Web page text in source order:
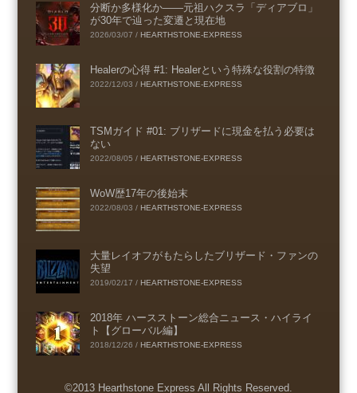
分断か多様化か――元祖ハクスラ「ディアブロ」
が30年で辿った変遷と現在地
2026/03/07 / HEARTHSTONE-EXPRESS
Healerの心得 #1: Healerという特殊な役割の特徴
2022/12/03 / HEARTHSTONE-EXPRESS
TSMガイド #01: ブリザードに現金を払う必要は
ない
2022/08/05 / HEARTHSTONE-EXPRESS
WoW歴17年の後始末
2022/08/03 / HEARTHSTONE-EXPRESS
大量レイオフがもたらしたブリザード・ファンの
失望
2019/02/17 / HEARTHSTONE-EXPRESS
2018年 ハースストーン総合ニュース・ハイライ
ト【グローバル編】
2018/12/26 / HEARTHSTONE-EXPRESS
©2013 Hearthstone Express All Rights Reserved.